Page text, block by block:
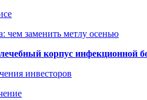
чем заменить метлу осенью
корпус инфекционной
инвесторов